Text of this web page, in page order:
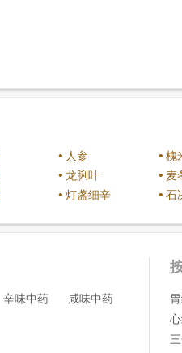
• 人参 • 槐
• 龙脷叶 • 麦
• 灯盏细辛 • 石
辛味中药
咸味中药